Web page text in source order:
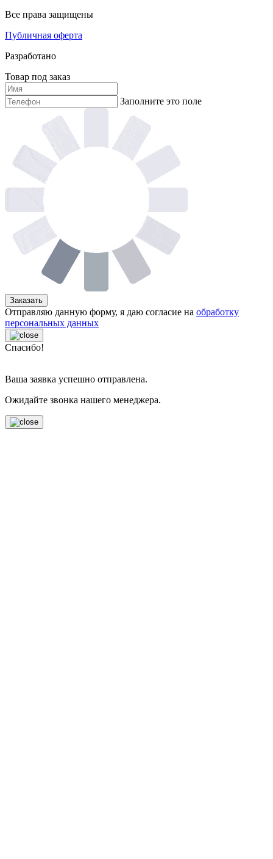
Все права защищены
Публичная оферта
Разработано
Товар под заказ
Заполните это поле
Заказать
Отправляю данную форму, я даю согласие на обработку
персональных данных
Спасибо!
Ваша заявка успешно отправлена.
Ожидайте звонка нашего менеджера.